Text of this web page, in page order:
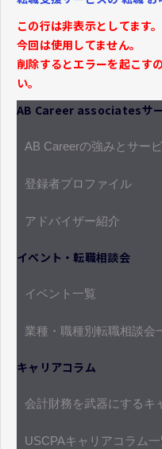
この行は非表示としてます。
今回は使用してません。
削除するとエラーを起こす
い。
AB Career associatesサ
AB Careerの強みとサー
登録者プロファイル
アドバイザー紹介
イベント・転職相談会
イベント一覧
業種・職種別転職相談会
キャリアコラム
会計財務を武器にするキ
USCPAキャリアコラム一